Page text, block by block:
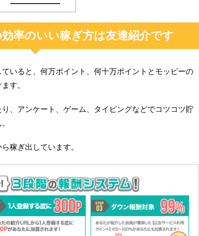
率のいい稼ぎ方は友達紹介です
いると、何万ポイント、何十万ポイントとモッピーの
す。
、アンケート、ゲーム、タイピングなどでコツコツ貯
稼ぎ出しています。